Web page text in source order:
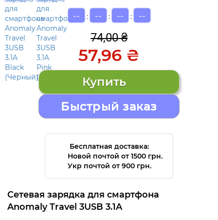
-- : -- : -- : --
74,00 ₴
57,96 ₴
Быстрый заказ
Бесплатная доставка:
Новой почтой от 1500 грн.
Укр почтой от 900 грн.
Сетевая зарядка для смартфона
Anomaly Travel 3USB 3.1A